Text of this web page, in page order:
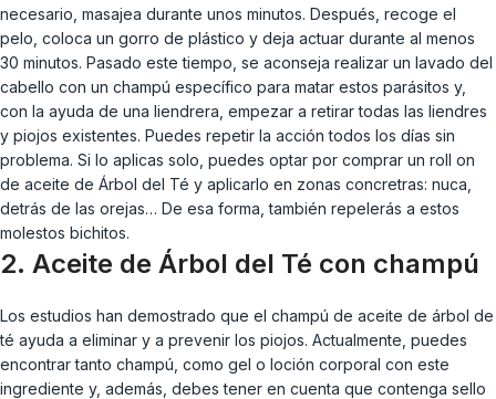
necesario, masajea durante unos minutos. Después, recoge el
pelo, coloca un gorro de plástico y deja actuar durante al menos
30 minutos. Pasado este tiempo, se aconseja realizar un lavado del
cabello con un champú específico para matar estos parásitos y,
con la ayuda de una liendrera, empezar a retirar todas las liendres
y piojos existentes. Puedes repetir la acción todos los días sin
problema. Si lo aplicas solo, puedes optar por comprar un roll on
de aceite de Árbol del Té y aplicarlo en zonas concretras: nuca,
detrás de las orejas… De esa forma, también repelerás a estos
molestos bichitos.
2. Aceite de Árbol del Té con champú
Los estudios han demostrado que el champú de aceite de árbol de
té ayuda a eliminar y a prevenir los piojos. Actualmente, puedes
encontrar tanto champú, como gel o loción corporal con este
ingrediente y, además, debes tener en cuenta que contenga sello